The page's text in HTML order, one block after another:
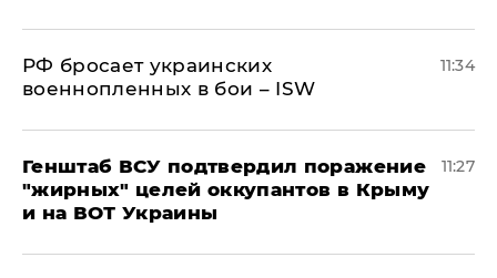
РФ бросает украинских
военнопленных в бои – ISW
11:34
Генштаб ВСУ подтвердил поражение
"жирных" целей оккупантов в Крыму
и на ВОТ Украины
11:27